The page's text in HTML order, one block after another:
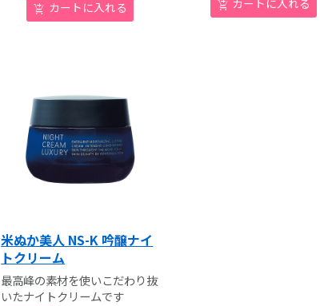
米ぬか美人 NS-K 吟醸ナイ
トクリーム
最高峰の素材を使いこだわり抜
いたナイトクリームです